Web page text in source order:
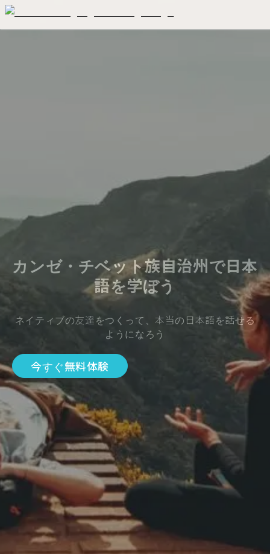
カンゼ・チベット族自治州で日本
語を学ぼう
ネイティブの友達をつくって、本当の日本語を話せる
ようになろう
今すぐ無料体験